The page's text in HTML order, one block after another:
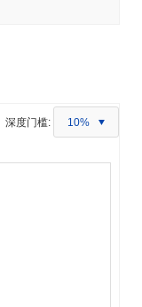
深度门槛: 10%